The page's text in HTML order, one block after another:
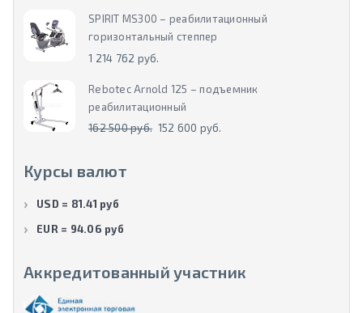
SPIRIT MS300 – реабилитационный
горизонтальный степпер
1 214 762 руб.
Rebotec Arnold 125 – подъемник
реабилитационный
162 500 руб. 152 600 руб.
Курсы валют
USD = 81.41 руб
EUR = 94.06 руб
Аккредитованный участник